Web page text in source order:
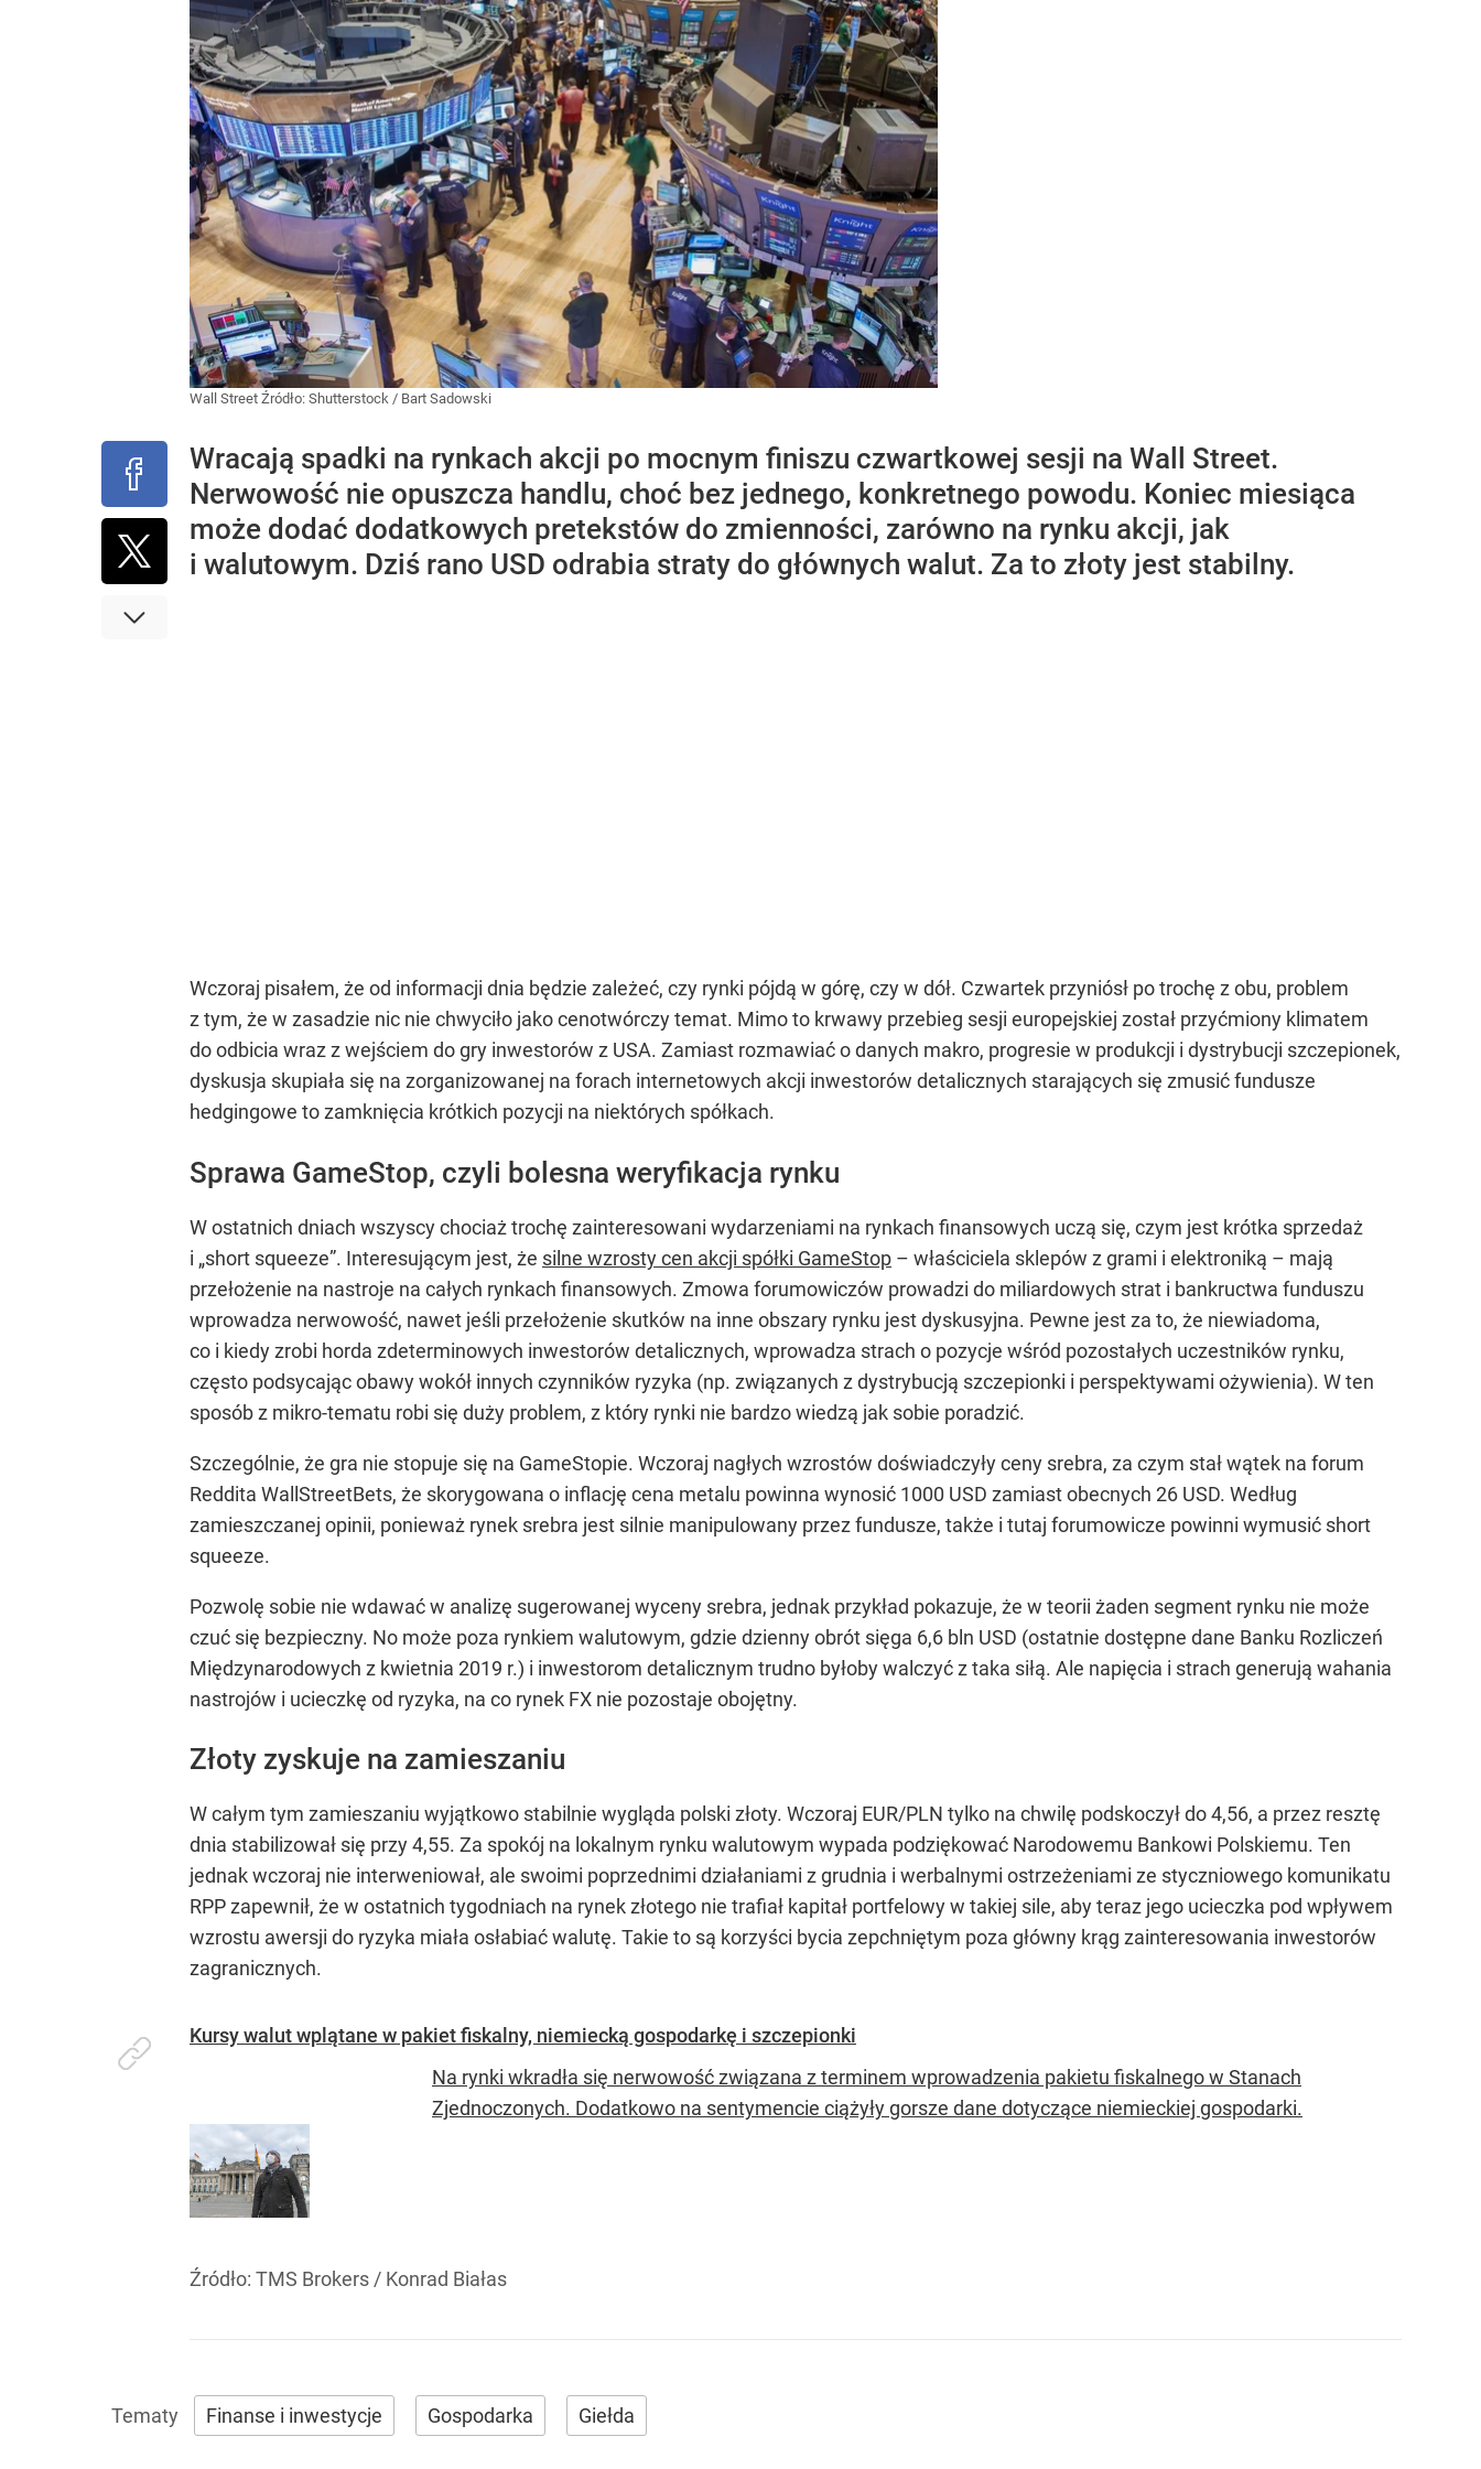
Wall Street Źródło: Shutterstock / Bart Sadowski
Wracają spadki na rynkach akcji po mocnym finiszu czwartkowej sesji na Wall Street.
Nerwowość nie opuszcza handlu, choć bez jednego, konkretnego powodu. Koniec miesiąca
może dodać dodatkowych pretekstów do zmienności, zarówno na rynku akcji, jak
i walutowym. Dziś rano USD odrabia straty do głównych walut. Za to złoty jest stabilny.
Wczoraj pisałem, że od informacji dnia będzie zależeć, czy rynki pójdą w górę, czy w dół. Czwartek przyniósł po trochę z obu, problem
z tym, że w zasadzie nic nie chwyciło jako cenotwórczy temat. Mimo to krwawy przebieg sesji europejskiej został przyćmiony klimatem
do odbicia wraz z wejściem do gry inwestorów z USA. Zamiast rozmawiać o danych makro, progresie w produkcji i dystrybucji szczepionek,
dyskusja skupiała się na zorganizowanej na forach internetowych akcji inwestorów detalicznych starających się zmusić fundusze
hedgingowe to zamknięcia krótkich pozycji na niektórych spółkach.
Sprawa GameStop, czyli bolesna weryfikacja rynku
W ostatnich dniach wszyscy chociaż trochę zainteresowani wydarzeniami na rynkach finansowych uczą się, czym jest krótka sprzedaż
i „short squeeze”. Interesującym jest, że silne wzrosty cen akcji spółki GameStop – właściciela sklepów z grami i elektroniką – mają
przełożenie na nastroje na całych rynkach finansowych. Zmowa forumowiczów prowadzi do miliardowych strat i bankructwa funduszu
wprowadza nerwowość, nawet jeśli przełożenie skutków na inne obszary rynku jest dyskusyjna. Pewne jest za to, że niewiadoma,
co i kiedy zrobi horda zdeterminowych inwestorów detalicznych, wprowadza strach o pozycje wśród pozostałych uczestników rynku,
często podsycając obawy wokół innych czynników ryzyka (np. związanych z dystrybucją szczepionki i perspektywami ożywienia). W ten
sposób z mikro-tematu robi się duży problem, z który rynki nie bardzo wiedzą jak sobie poradzić.
Szczególnie, że gra nie stopuje się na GameStopie. Wczoraj nagłych wzrostów doświadczyły ceny srebra, za czym stał wątek na forum
Reddita WallStreetBets, że skorygowana o inflację cena metalu powinna wynosić 1000 USD zamiast obecnych 26 USD. Według
zamieszczanej opinii, ponieważ rynek srebra jest silnie manipulowany przez fundusze, także i tutaj forumowicze powinni wymusić short
squeeze.
Pozwolę sobie nie wdawać w analizę sugerowanej wyceny srebra, jednak przykład pokazuje, że w teorii żaden segment rynku nie może
czuć się bezpieczny. No może poza rynkiem walutowym, gdzie dzienny obrót sięga 6,6 bln USD (ostatnie dostępne dane Banku Rozliczeń
Międzynarodowych z kwietnia 2019 r.) i inwestorom detalicznym trudno byłoby walczyć z taka siłą. Ale napięcia i strach generują wahania
nastrojów i ucieczkę od ryzyka, na co rynek FX nie pozostaje obojętny.
Złoty zyskuje na zamieszaniu
W całym tym zamieszaniu wyjątkowo stabilnie wygląda polski złoty. Wczoraj EUR/PLN tylko na chwilę podskoczył do 4,56, a przez resztę
dnia stabilizował się przy 4,55. Za spokój na lokalnym rynku walutowym wypada podziękować Narodowemu Bankowi Polskiemu. Ten
jednak wczoraj nie interweniował, ale swoimi poprzednimi działaniami z grudnia i werbalnymi ostrzeżeniami ze styczniowego komunikatu
RPP zapewnił, że w ostatnich tygodniach na rynek złotego nie trafiał kapitał portfelowy w takiej sile, aby teraz jego ucieczka pod wpływem
wzrostu awersji do ryzyka miała osłabiać walutę. Takie to są korzyści bycia zepchniętym poza główny krąg zainteresowania inwestorów
zagranicznych.
Kursy walut wplątane w pakiet fiskalny, niemiecką gospodarkę i szczepionki
Na rynki wkradła się nerwowość związana z terminem wprowadzenia pakietu fiskalnego w Stanach
Zjednoczonych. Dodatkowo na sentymencie ciążyły gorsze dane dotyczące niemieckiej gospodarki.
Źródło: TMS Brokers / Konrad Białas
Finanse i inwestycje Gospodarka Giełda